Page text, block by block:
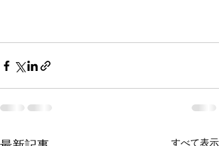
すべて表示